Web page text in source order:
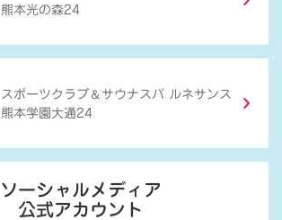
熊本光の森24
スポーツクラブ ＆ サウナスパ ルネサンス
熊本学園大通24
ソーシャルメディア
公式アカウント